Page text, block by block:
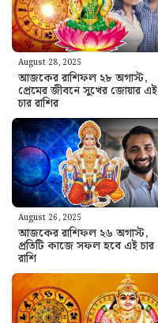
August 28, 2025
আজকের রাশিফল ২৮ অগাস্ট,
প্রেমের জীবনে সুখের জোয়ার এই
চার রাশির
August 26, 2025
আজকের রাশিফল ২৬ অগাস্ট,
প্রতিটি কাজে সফল হবে এই চার
রাশি